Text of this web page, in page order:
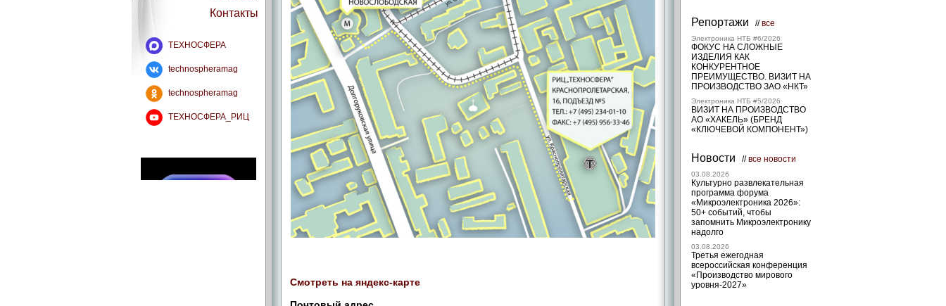
Контакты
ТЕХНОСФЕРА
technospheramag
technospheramag
ТЕХНОСФЕРА_РИЦ
Репортажи //все
Электроника НТБ #6/2026
ФОКУС НА СЛОЖНЫЕ
ИЗДЕЛИЯ КАК
КОНКУРЕНТНОЕ
ПРЕИМУЩЕСТВО. ВИЗИТ НА
ПРОИЗВОДСТВО ЗАО «НКТ»
Электроника НТБ #5/2026
ВИЗИТ НА ПРОИЗВОДСТВО
АО «ХАКЕЛЬ» (БРЕНД
«КЛЮЧЕВОЙ КОМПОНЕНТ»)
Новости //все новости
03.08.2026
Культурно развлекательная
программа форума
«Микроэлектроника 2026»:
50+ событий, чтобы
запомнить Микроэлектронику
надолго
03.08.2026
Третья ежегодная
всероссийская конференция
«Производство мирового
уровня-2027»
Смотреть на яндекс-карте